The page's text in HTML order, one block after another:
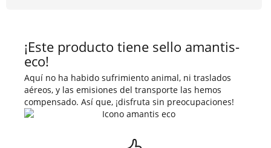
¡Este producto tiene sello amantis-
eco!
Aquí no ha habido sufrimiento animal, ni traslados
aéreos, y las emisiones del transporte las hemos
compensado. Así que, ¡disfruta sin preocupaciones!